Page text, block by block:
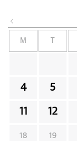
M
4 5
11 12
18 19